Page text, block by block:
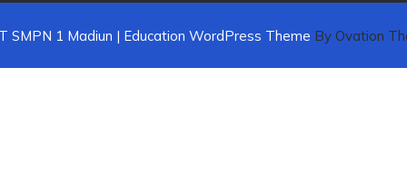
SMPN 1 Madiun | Education WordPress Theme By Ovation